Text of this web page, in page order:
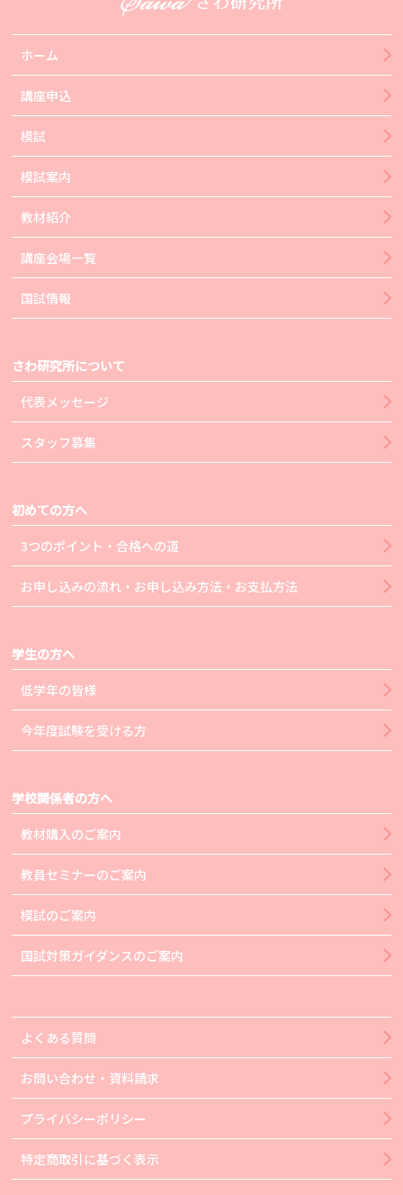
ホーム
講座申込
模試
模試案内
教材紹介
講座会場一覧
国試情報
さわ研究所について
代表メッセージ
スタッフ募集
初めての方へ
3つのポイント・合格への道
お申し込みの流れ・お申し込み方法・お支払方法
学生の方へ
低学年の皆様
今年度試験を受ける方
学校関係者の方へ
教材購入のご案内
教員セミナーのご案内
模試のご案内
国試対策ガイダンスのご案内
よくある質問
お問い合わせ・資料請求
プライバシーポリシー
特定商取引に基づく表示